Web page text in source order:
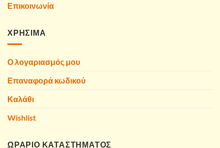
Επικοινωνία
ΧΡΗΣΙΜΑ
Ο λογαριασμός μου
Επαναφορά κωδικού
Καλάθι
Wishlist
ΩΡΑΡΙΟ ΚΑΤΑΣΤΗΜΑΤΟΣ